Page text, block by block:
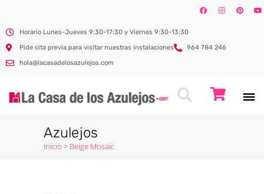
Horario Lunes-Jueves 9:30-17:30 y Viernes 9:30-13:30
Pide cita previa para visitar nuestras instalaciones
964 784 246
hola@lacasadelosazulejos.com
Azulejos
Inicio > Beige Mosaic